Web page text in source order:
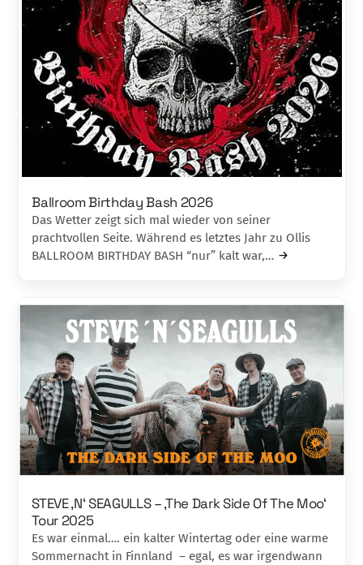
Ballroom Birthday Bash 2026
Das Wetter zeigt sich mal wieder von seiner
prachtvollen Seite. Während es letztes Jahr zu Ollis
BALLROOM BIRTHDAY BASH “nur” kalt war,…
STEVE ‚N‘ SEAGULLS – ‚The Dark Side Of The Moo‘
Tour 2025
Es war einmal…. ein kalter Wintertag oder eine warme
Sommernacht in Finnland – egal, es war irgendwann